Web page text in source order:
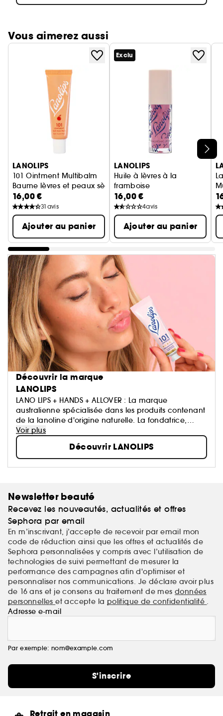
Vous aimerez aussi
LANOLIPS
101 Ointment Multibalm
Baume lèvres et peaux sèches Pêche
16,00 €
31 avis
Ajouter au panier
Exclu
LANOLIPS
Huile à lèvres à la
framboise
à l'acide hyaluronique et à la
16,00 €
4avis
Ajouter au panier
Découvrir la marque
LANOLIPS
LANO LIPS + HANDS + ALLOVER : La marque
australienne spécialisée dans les produits contenant
de la lanoline d'origine naturelle. La fondatrice,
Kirsten Carriol devait prendre l’avion lorsqu’elle s’est
rendu compte qu’elle n’avait pas de baume à
Voir plus
Découvrir LANOLIPS
Newsletter beauté
Recevez les nouveautés, actualités et offres
Sephora par email
En m’inscrivant, j’accepte de recevoir par email mon
code de réduction ainsi que les offres et actualités de
Sephora personnalisées y compris avec l’utilisation de
technologies de suivi permettant de mesurer la
performance des campagnes afin d'optimiser et
personnaliser nos communications. Je déclare avoir plus
de 16 ans et je consens au traitement de mes données
personnelleset accepte la politique de confidentialité .
Adresse e-mail
Par exemple: nom@example.com
S'inscrire